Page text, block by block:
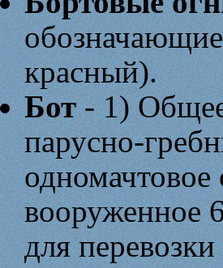
красный).
Бот- 1) Общее
парусно-
вооруженное
для